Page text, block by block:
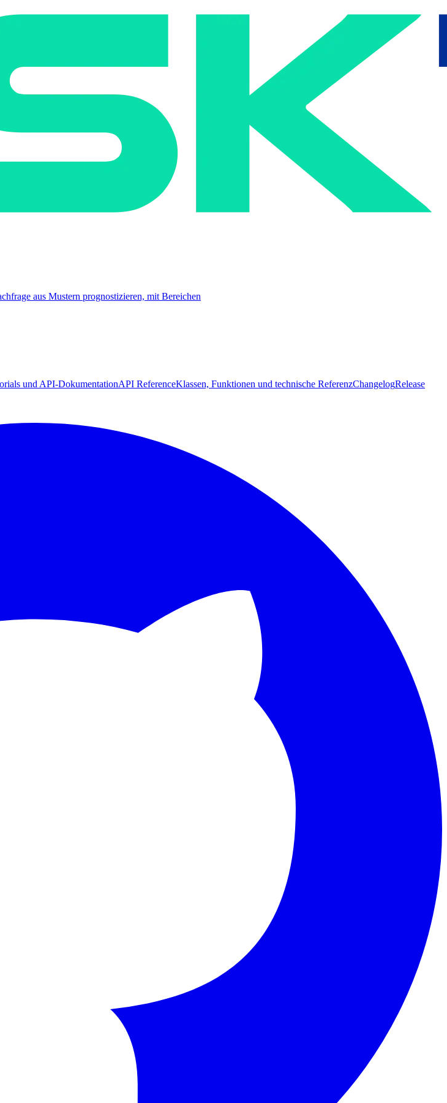
aus Mustern prognostizieren, mit Bereichen
und API-DokumentationAPI ReferenceKlassen, Funktionen und technische ReferenzChangelogRelease